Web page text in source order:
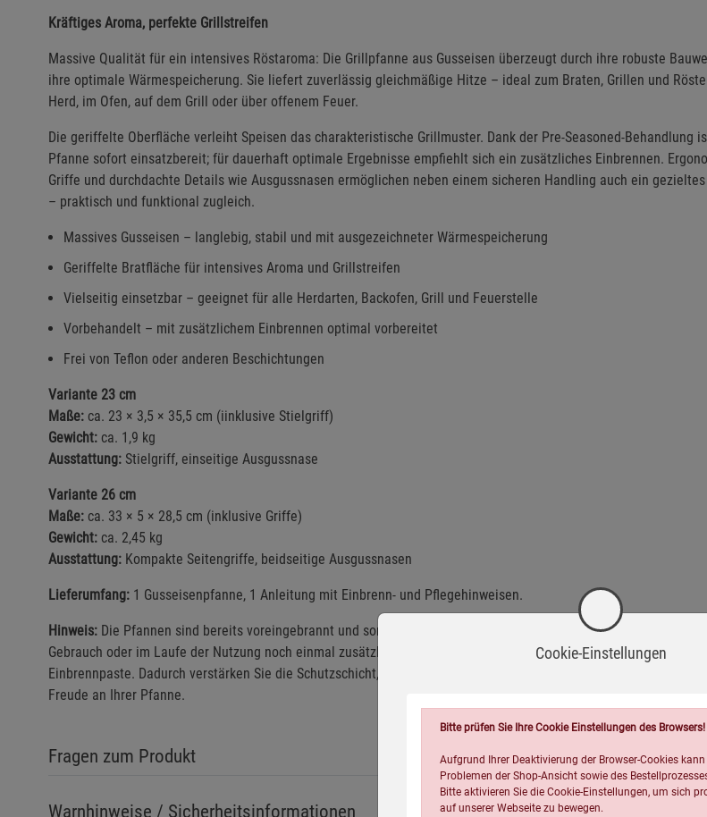
Kräftiges Aroma, perfekte Grillstreifen
Massive Qualität für ein intensives Röstaroma: Die Grillpfanne aus Gusseisen überzeugt durch ihre robuste
ihre optimale Wärmespeicherung. Sie liefert zuverlässig gleichmäßige Hitze – ideal zum Braten, Grillen und
Herd, im Ofen, auf dem Grill oder über offenem Feuer.
Die geriffelte Oberfläche verleiht Speisen das charakteristische Grillmuster. Dank der Pre-Seasoned-Behandlung
Pfanne sofort einsatzbereit; für dauerhaft optimale Ergebnisse empfiehlt sich ein zusätzliches Einbrennen.
Griffe und durchdachte Details wie Ausgussnasen ermöglichen neben einem sicheren Handling auch ein
– praktisch und funktional zugleich.
Massives Gusseisen – langlebig, stabil und mit ausgezeichneter Wärmespeicherung
Geriffelte Bratfläche für intensives Aroma und Grillstreifen
Vielseitig einsetzbar – geeignet für alle Herdarten, Backofen, Grill und Feuerstelle
Vorbehandelt – mit zusätzlichem Einbrennen optimal vorbereitet
Frei von Teflon oder anderen Beschichtungen
Variante 23 cm
Maße: ca. 23 × 3,5 × 35,5 cm (iinklusive Stielgriff)
Gewicht: ca. 1,9 kg
Ausstattung: Stielgriff, einseitige Ausgussnase
Variante 26 cm
Maße: ca. 33 × 5 × 28,5 cm (inklusive Griffe)
Gewicht: ca. 2,45 kg
Ausstattung: Kompakte Seitengriffe, beidseitige Ausgussnasen
Lieferumfang: 1 Gusseisenpfanne, 1 Anleitung mit Einbrenn- und Pflegehinweisen.
Hinweis: Die Pfannen sind bereits voreingebrannt und somit sofort einsatzbereit. Wir empfehlen jedoch, sie vor
Gebrauch oder im Laufe der Nutzung noch einmal zusätzlich einzubrennen – idealerweise mit einer natürlichen
Einbrennpaste. Dadurch verstärken Sie die Schutzschicht, verbessern die Antihaft-Eigenschaften und haben noch
Freude an Ihrer Pfanne.
Fragen zum Produkt
Warnhinweise / Sicherheitsinformationen
Cookie-Einstellungen
Bitte prüfen Sie Ihre Cookie Einstellungen des Browsers!
Aufgrund Ihrer Deaktivierung der Browser-Cookies kann
Problemen der Shop-Ansicht sowie des
Bitte aktivieren Sie die Cookie-Einstellungen, um sich
auf unserer Webseite zu bewegen.